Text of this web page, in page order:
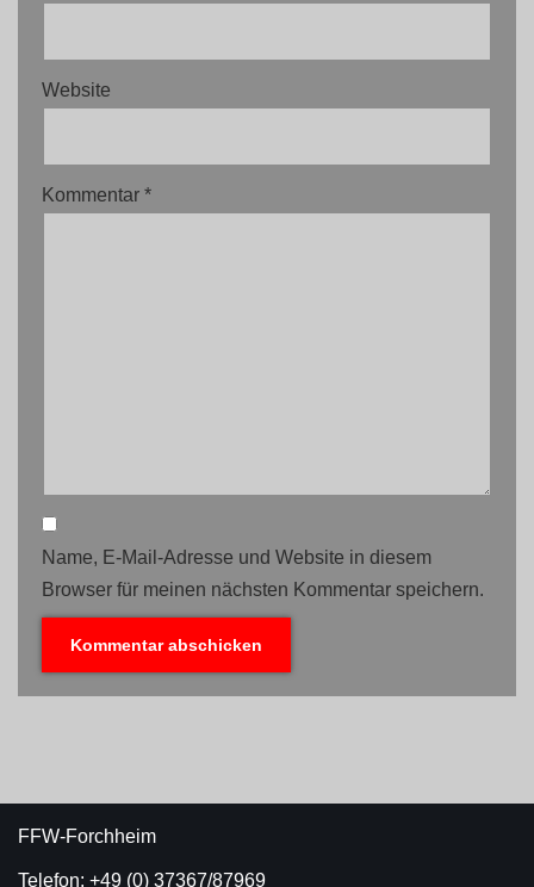
Website
Kommentar *
Name, E-Mail-Adresse und Website in diesem
Browser für meinen nächsten Kommentar speichern.
FFW-Forchheim
Telefon: +49 (0) 37367/87969